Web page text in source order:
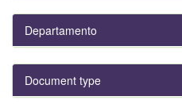
Departamento
Document type